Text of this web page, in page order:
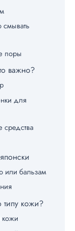
смывать
поры
важно?
для
или бальзам
типу кожи?